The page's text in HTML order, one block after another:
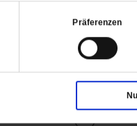
Präferenzen
Norris (36) ist